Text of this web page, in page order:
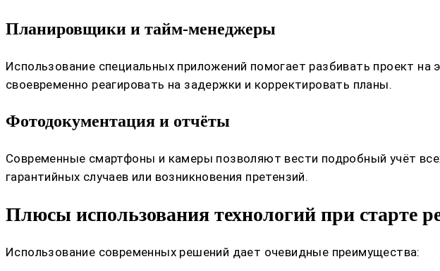
Планировщики и тайм-менеджеры
Использование специальных приложений помогает разбивать проект
своевременно реагировать на задержки и корректировать планы.
Фотодокументация и отчёты
Современные смартфоны и камеры позволяют вести подробный учёт
гарантийных случаев или возникновения претензий.
Плюсы использования технологий при старте
Использование современных решений дает очевидные преимущества: